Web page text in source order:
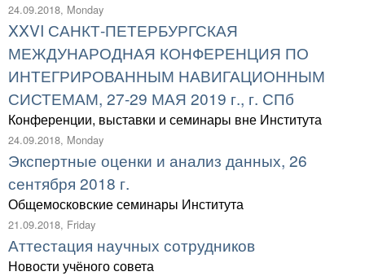
24.09.2018, Monday
XXVI САНКТ-ПЕТЕРБУРГСКАЯ
МЕЖДУНАРОДНАЯ КОНФЕРЕНЦИЯ ПО
ИНТЕГРИРОВАННЫМ НАВИГАЦИОННЫМ
СИСТЕМАМ, 27-29 МАЯ 2019 г., г. СПб
Конференции, выставки и семинары вне Института
24.09.2018, Monday
Экспертные оценки и анализ данных, 26
сентября 2018 г.
Общемосковские семинары Института
21.09.2018, Friday
Аттестация научных сотрудников
Новости учёного совета